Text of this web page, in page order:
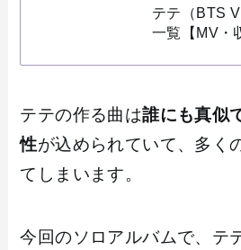
テテ（BTS
一覧【MV・
テテの作る曲は誰にも真似
性が込められていて、多く
てしまいます。
今回のソロアルバムで、テ